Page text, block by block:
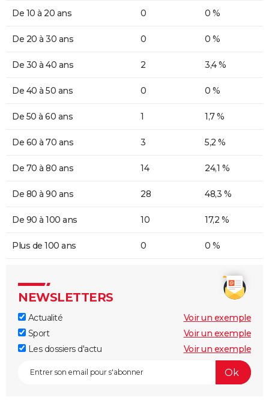
De 10 à 20 ans 0 0 %
De 20 à 30 ans 0 0 %
De 30 à 40 ans 2 3,4 %
De 40 à 50 ans 0 0 %
De 50 à 60 ans 1 1,7 %
De 60 à 70 ans 3 5,2 %
De 70 à 80 ans 14 24,1 %
De 80 à 90 ans 28 48,3 %
De 90 à 100 ans 10 17,2 %
Plus de 100 ans 0 0 %
NEWSLETTERS
Actualité
Voir un exemple
Sport
Voir un exemple
Les dossiers d'actu
Voir un exemple